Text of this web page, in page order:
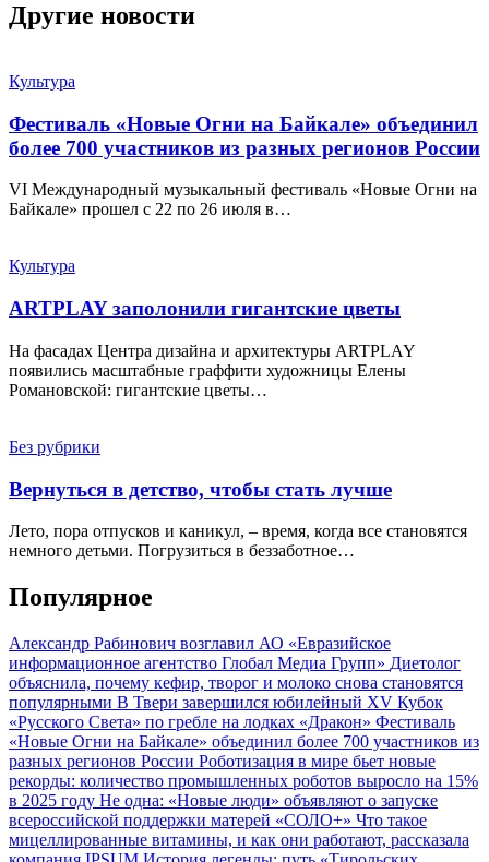
Другие новости
Культура
Фестиваль «Новые Огни на Байкале» объединил
более 700 участников из разных регионов России
VI Международный музыкальный фестиваль «Новые Огни на
Байкале» прошел с 22 по 26 июля в…
Культура
ARTPLAY заполонили гигантские цветы
На фасадах Центра дизайна и архитектуры ARTPLAY
появились масштабные граффити художницы Елены
Романовской: гигантские цветы…
Без рубрики
Вернуться в детство, чтобы стать лучше
Лето, пора отпусков и каникул, – время, когда все становятся
немного детьми. Погрузиться в беззаботное…
Популярное
Александр Рабинович возглавил АО «Евразийское
информационное агентство Глобал Медиа Групп» Диетолог
объяснила, почему кефир, творог и молоко снова становятся
популярными В Твери завершился юбилейный XV Кубок
«Русского Света» по гребле на лодках «Дракон» Фестиваль
«Новые Огни на Байкале» объединил более 700 участников из
разных регионов России Роботизация в мире бьет новые
рекорды: количество промышленных роботов выросло на 15%
в 2025 году Не одна: «Новые люди» объявляют о запуске
всероссийской поддержки матерей «СОЛО+» Что такое
мицеллированные витамины, и как они работают, рассказала